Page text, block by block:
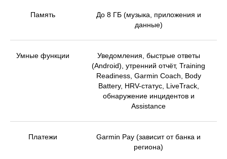
ТРЕНИРУЙТЕСЬ БЛЕСТЯЩЕ
С AMOLED-ДИСПЛЕЕМ
Память
До 8 ГБ (музыка, приложения и
данные)
Умные функции
Уведомления, быстрые ответы
(Android), утренний отчёт, Training
Readiness, Garmin Coach, Body
Battery, HRV-статус, LiveTrack,
обнаружение инцидентов и
Assistance
Платежи
Garmin Pay (зависит от банка и
региона)